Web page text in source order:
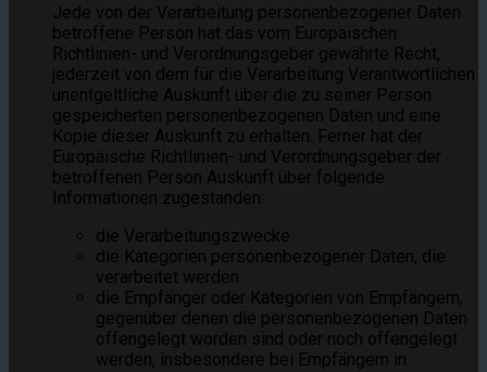
Jede von der Verarbeitung personenbezogener Daten
betroffene Person hat das vom Europäischen
Richtlinien- und Verordnungsgeber gewährte Recht,
jederzeit von dem für die Verarbeitung Verantwortlichen
unentgeltliche Auskunft über die zu seiner Person
gespeicherten personenbezogenen Daten und eine
Kopie dieser Auskunft zu erhalten. Ferner hat der
Europäische Richtlinien- und Verordnungsgeber der
betroffenen Person Auskunft über folgende
Informationen zugestanden:
die Verarbeitungszwecke
die Kategorien personenbezogener Daten, die
verarbeitet werden
die Empfänger oder Kategorien von Empfängern,
gegenüber denen die personenbezogenen Daten
offengelegt worden sind oder noch offengelegt
werden, insbesondere bei Empfängern in